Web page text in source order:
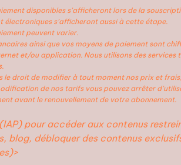
disponibles s’afficheront lors de la
électroniques s’afficheront aussi à cette étape.
peuvent varier.
ainsi que vos moyens de paiement sont
et/ou application. Nous utilisons des services
le droit de modifier à tout moment nos prix et
de nos tarifs vous pouvez arrêter
avant le renouvellement de votre abonnement.
pour accéder aux contenus
blog, débloquer des contenus
>